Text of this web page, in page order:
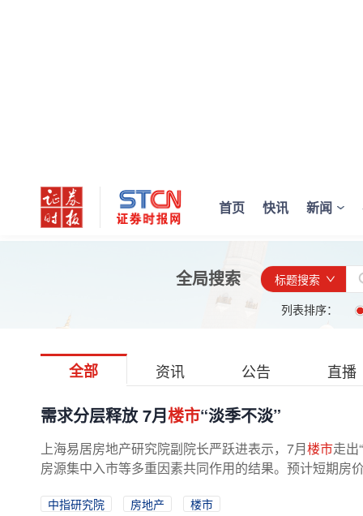
首页 快讯 新闻
全局搜索
标题搜索
列表排序：
全部 资讯 公告 直播
需求分层释放 7月楼市“淡季不淡”
上海易居房地产研究院副院长严跃进表示，7月楼市走出
房源集中入市等多重因素共同作用的结果。预计短期房
中指研究院 房地产
楼市